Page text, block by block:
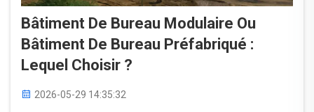
Bâtiment De Bureau Modulaire Ou
Bâtiment De Bureau Préfabriqué :
Lequel Choisir ?
2026-05-29 14:35:32